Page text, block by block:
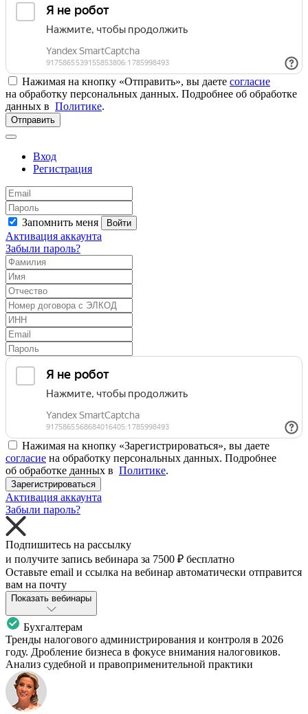
Нажимая на кнопку «Отправить», вы даете согласие
на обработку персональных данных. Подробнее об обработке
данных в Политике.
Отправить
Вход
Регистрация
Запомнить меня Войти
Активация аккаунта
Забыли пароль?
Нажимая на кнопку «Зарегистрироваться», вы даете
согласие на обработку персональных данных. Подробнее
об обработке данных в Политике.
Зарегистрироваться
Активация аккаунта
Забыли пароль?
Подпишитесь на рассылку
и получите запись вебинара за 7500 ₽ бесплатно
Оставьте email и ссылка на вебинар автоматически отправится
вам на почту
Показать вебинары
Бухгалтерам
Тренды налогового администрирования и контроля в 2026
году. Дробление бизнеса в фокусе внимания налоговиков.
Анализ судебной и правоприменительной практики